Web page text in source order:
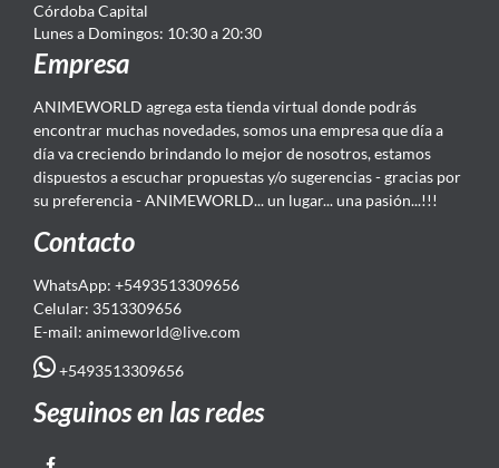
Córdoba Capital
Lunes a Domingos: 10:30 a 20:30
Empresa
ANIMEWORLD agrega esta tienda virtual donde podrás
encontrar muchas novedades, somos una empresa que día a
día va creciendo brindando lo mejor de nosotros, estamos
dispuestos a escuchar propuestas y/o sugerencias - gracias por
su preferencia - ANIMEWORLD... un lugar... una pasión...!!!
Contacto
WhatsApp: +5493513309656
Celular: 3513309656
E-mail: animeworld@live.com
+5493513309656
Seguinos en las redes